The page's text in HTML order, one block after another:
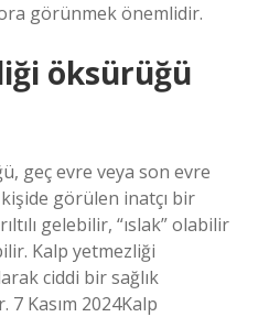
görünmek önemlidir.
öksürüğü
geç evre veya son evre
görülen inatçı bir
gelebilir, “ıslak” olabilir
Kalp yetmezliği
ciddi bir sağlık
Kasım 2024Kalp